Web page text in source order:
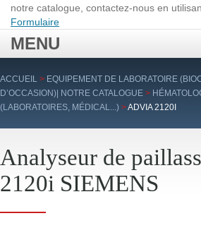
notre catalogue, contactez-nous en
Formulaire
MENU
Aller
au
contenu
ACCUEIL > EQUIPEMENT DE LABORATOIRE
D’OCCASION)| NOTRE CATALOGUE >
(LABORATOIRES, MÉDICAL...) >ADVIA 2120I
Analyseur de
2120i SIEMENS